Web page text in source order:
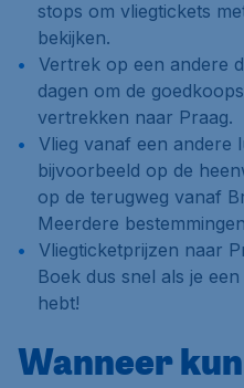
stops om vliegtickets
bekijken.
Vertrek op een andere
dagen om de
vertrekken naar Praag.
Vlieg vanaf een andere
bijvoorbeeld op de
op de terugweg vanaf
Meerdere bestemmingen
Vliegticketprijzen naar
Boek dus snel als je
hebt!
Wanneer